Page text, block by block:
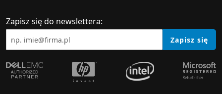
Zapisz się do newslettera:
Zapisz się